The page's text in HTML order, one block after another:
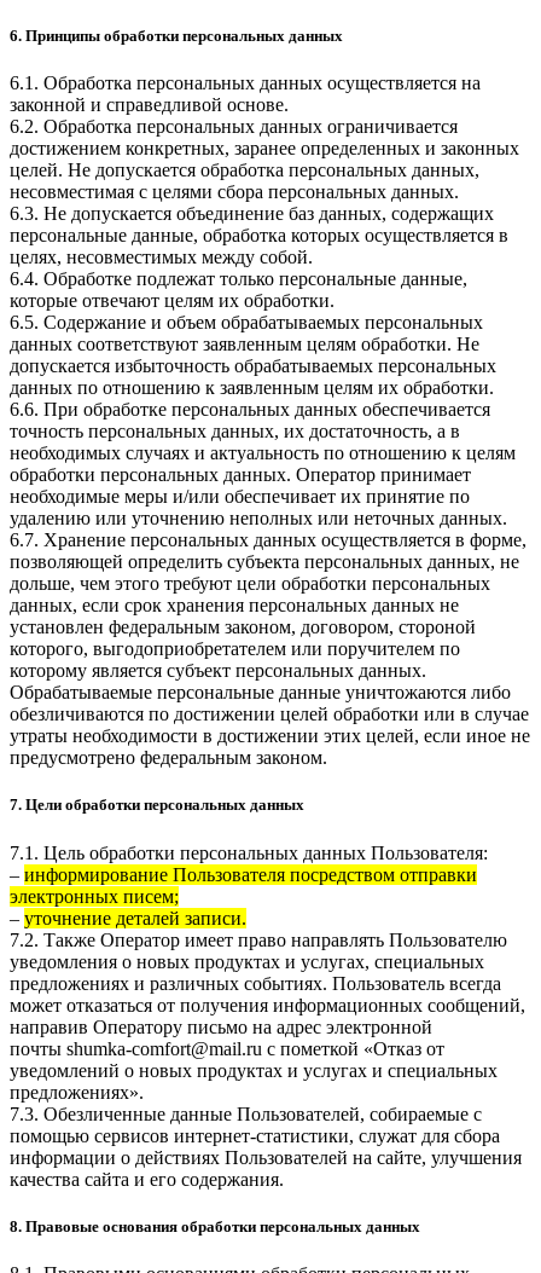
6. Принципы обработки персональных данных
6.1. Обработка персональных данных осуществляется на
законной и справедливой основе.
6.2. Обработка персональных данных ограничивается
достижением конкретных, заранее определенных и законных
целей. Не допускается обработка персональных данных,
несовместимая с целями сбора персональных данных.
6.3. Не допускается объединение баз данных, содержащих
персональные данные, обработка которых осуществляется в
целях, несовместимых между собой.
6.4. Обработке подлежат только персональные данные,
которые отвечают целям их обработки.
6.5. Содержание и объем обрабатываемых персональных
данных соответствуют заявленным целям обработки. Не
допускается избыточность обрабатываемых персональных
данных по отношению к заявленным целям их обработки.
6.6. При обработке персональных данных обеспечивается
точность персональных данных, их достаточность, а в
необходимых случаях и актуальность по отношению к целям
обработки персональных данных. Оператор принимает
необходимые меры и/или обеспечивает их принятие по
удалению или уточнению неполных или неточных данных.
6.7. Хранение персональных данных осуществляется в форме,
позволяющей определить субъекта персональных данных, не
дольше, чем этого требуют цели обработки персональных
данных, если срок хранения персональных данных не
установлен федеральным законом, договором, стороной
которого, выгодоприобретателем или поручителем по
которому является субъект персональных данных.
Обрабатываемые персональные данные уничтожаются либо
обезличиваются по достижении целей обработки или в случае
утраты необходимости в достижении этих целей, если иное не
предусмотрено федеральным законом.
7. Цели обработки персональных данных
7.1. Цель обработки персональных данных Пользователя:
– информирование Пользователя посредством отправки
электронных писем;
– уточнение деталей записи.
7.2. Также Оператор имеет право направлять Пользователю
уведомления о новых продуктах и услугах, специальных
предложениях и различных событиях. Пользователь всегда
может отказаться от получения информационных сообщений,
направив Оператору письмо на адрес электронной
почты shumka-comfort@mail.ru с пометкой «Отказ от
уведомлений о новых продуктах и услугах и специальных
предложениях».
7.3. Обезличенные данные Пользователей, собираемые с
помощью сервисов интернет-статистики, служат для сбора
информации о действиях Пользователей на сайте, улучшения
качества сайта и его содержания.
8. Правовые основания обработки персональных данных